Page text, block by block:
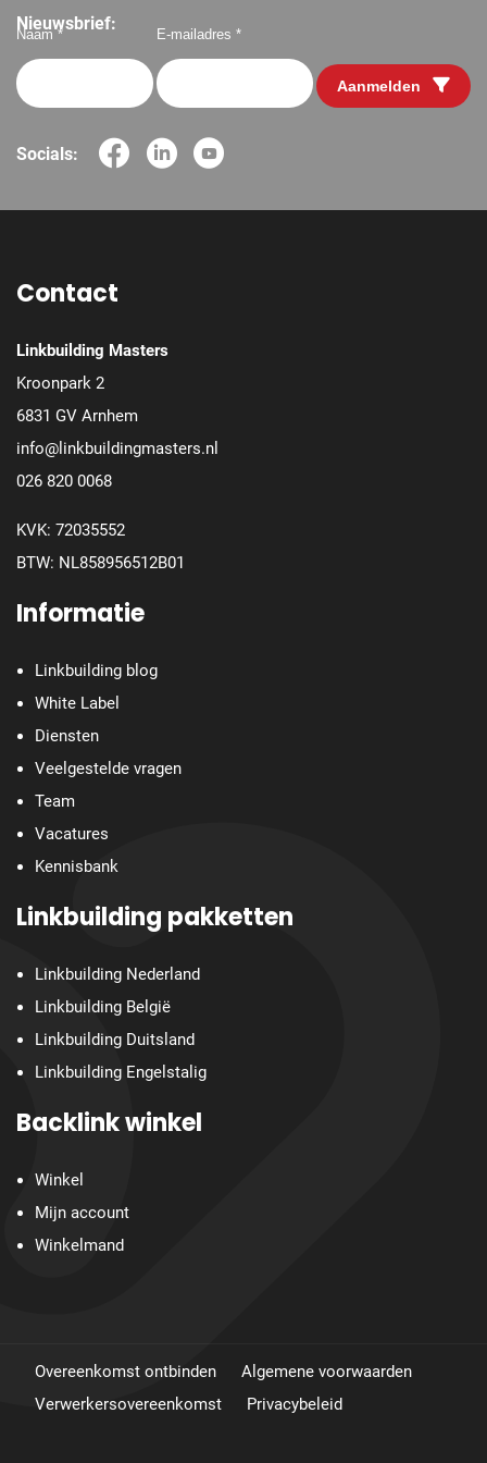
Nieuwsbrief:
Naam * E-mailadres *
Aanmelden
Socials:
Contact
Linkbuilding Masters
Kroonpark 2
6831 GV Arnhem
info@linkbuildingmasters.nl
026 820 0068
KVK: 72035552
BTW: NL858956512B01
Informatie
Linkbuilding blog
White Label
Diensten
Veelgestelde vragen
Team
Vacatures
Kennisbank
Linkbuilding pakketten
Linkbuilding Nederland
Linkbuilding België
Linkbuilding Duitsland
Linkbuilding Engelstalig
Backlink winkel
Winkel
Mijn account
Winkelmand
Overeenkomst ontbinden
Algemene voorwaarden
Verwerkersovereenkomst
Privacybeleid